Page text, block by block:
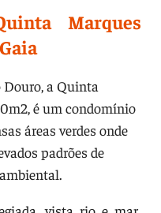
Marques
Douro, a Quinta
é um condomínio
áreas verdes onde
padrões de